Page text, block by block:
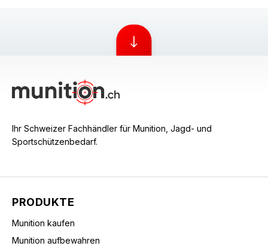
Ihr Schweizer Fachhändler für Munition, Jagd- und
Sportschützenbedarf.
PRODUKTE
Munition kaufen
Munition aufbewahren